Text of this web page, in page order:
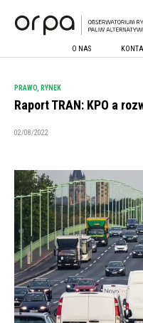
O NAS
PRAWO RYNEK
Raport TRAN: KPO a
02/08/2022